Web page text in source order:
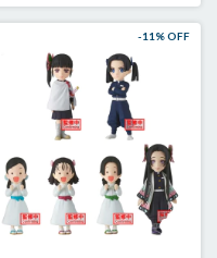
-11 % OFF